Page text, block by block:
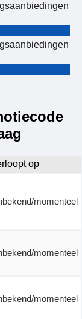
op
momenteel
momenteel
momenteel